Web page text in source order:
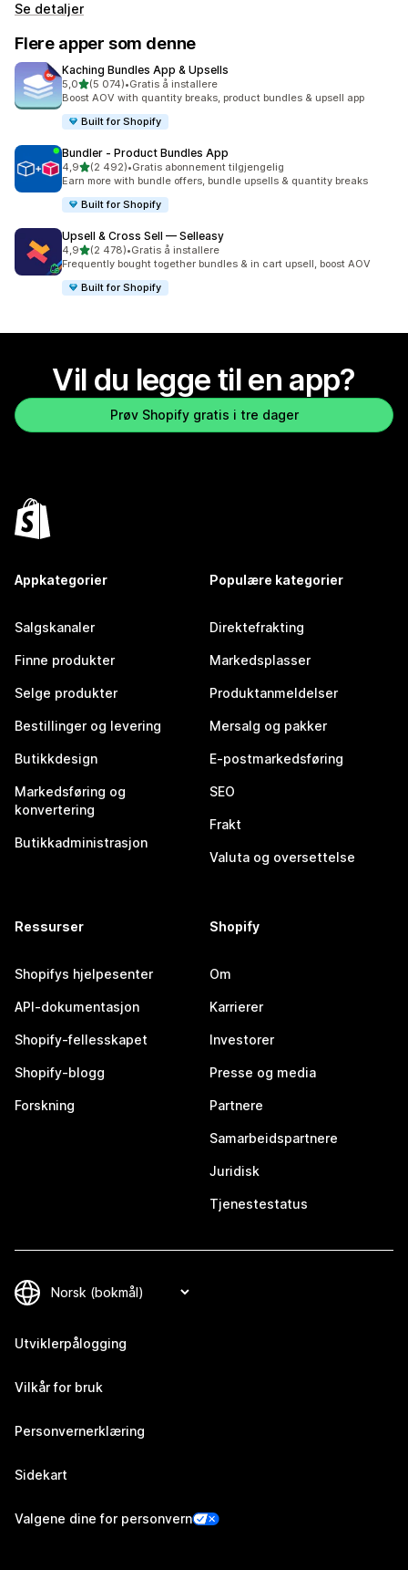
Se detaljer
Flere apper som denne
Kaching Bundles App & Upsells
5,0av 5 stjerner
(5 074)
Totalt 5074 omtaler
•Gratis å installere
Boost AOV with quantity breaks, product bundles & upsell app
Built for Shopify
Bundler ‑ Product Bundles App
4,9av 5 stjerner
(2 492)
Totalt 2492 omtaler
•Gratis abonnement tilgjengelig
Earn more with bundle offers, bundle upsells & quantity breaks
Built for Shopify
Upsell & Cross Sell — Selleasy
4,9av 5 stjerner
(2 478)
Totalt 2478 omtaler
•Gratis å installere
Frequently bought together bundles & in cart upsell, boost AOV
Built for Shopify
Vil du legge til en app?
Prøv Shopify gratis i tre dager
Appkategorier
Salgskanaler
Finne produkter
Selge produkter
Bestillinger og levering
Butikkdesign
Markedsføring og
konvertering
Butikkadministrasjon
Populære kategorier
Direktefrakting
Markedsplasser
Produktanmeldelser
Mersalg og pakker
E-postmarkedsføring
SEO
Frakt
Valuta og oversettelse
Ressurser
Shopifys hjelpesenter
API-dokumentasjon
Shopify-fellesskapet
Shopify-blogg
Forskning
Shopify
Om
Karrierer
Investorer
Presse og media
Partnere
Samarbeidspartnere
Juridisk
Tjenestestatus
Utviklerpålogging
Vilkår for bruk
Personvernerklæring
Sidekart
Valgene dine for personvern